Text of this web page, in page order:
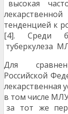
высокая
тенденцией к
[4]. Среди
туберкулеза
Для
Российской
лекарственная
в том числе
за тот же